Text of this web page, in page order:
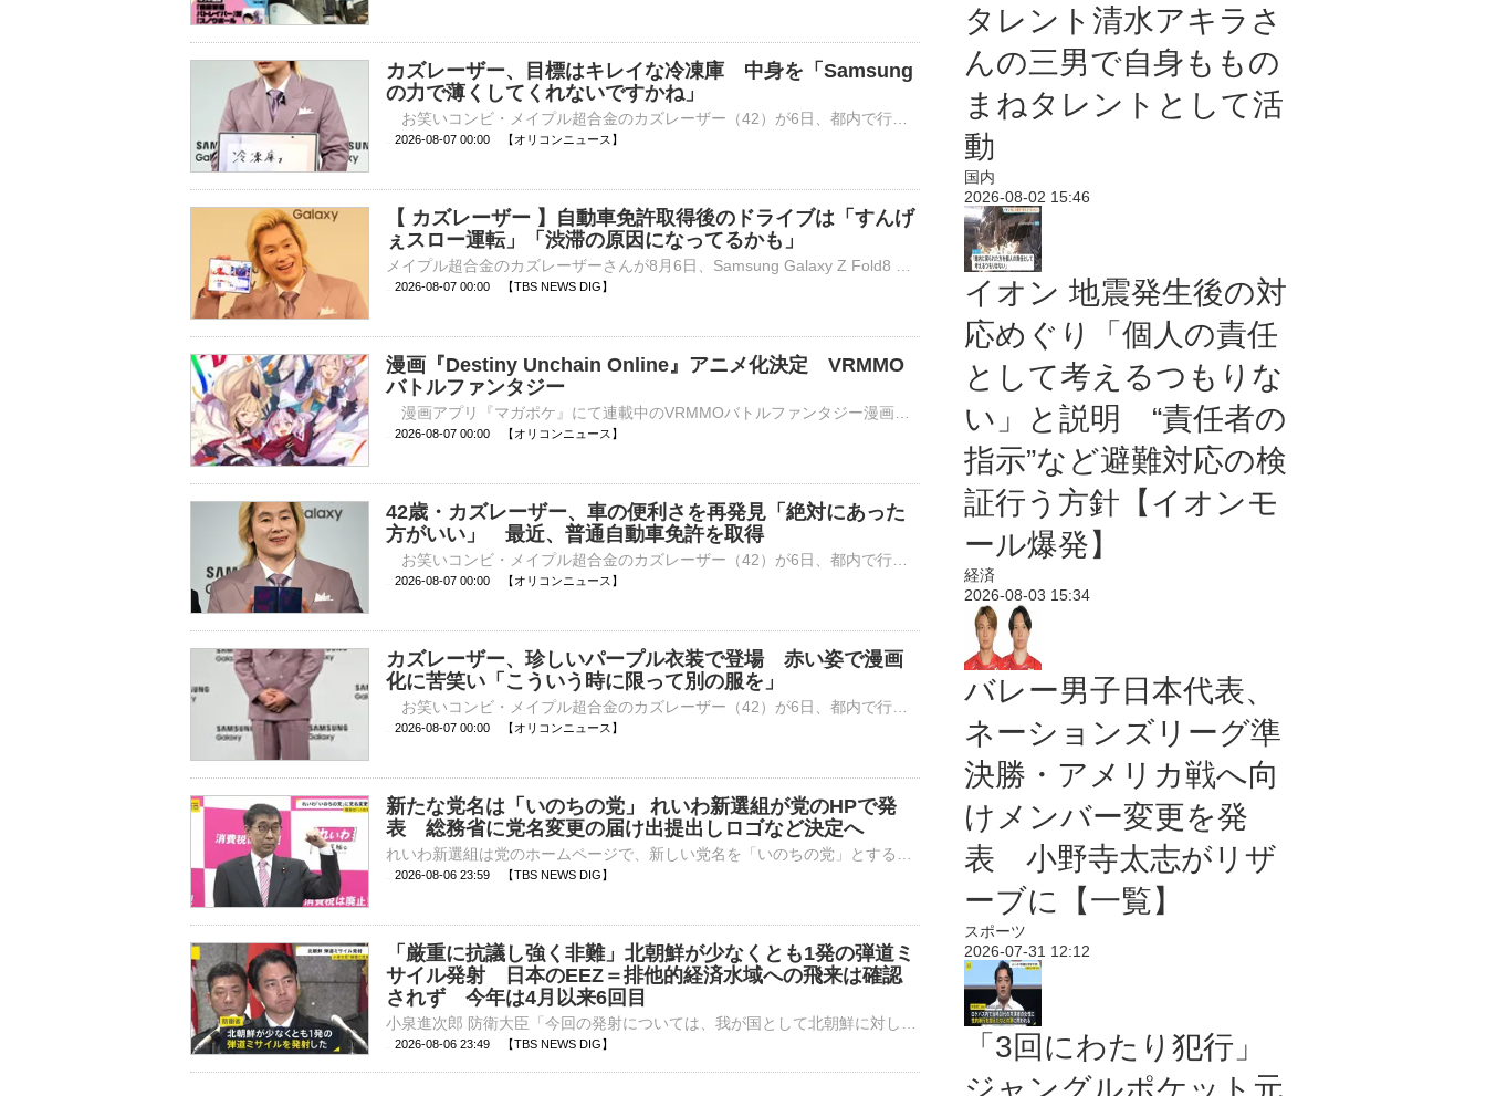
カズレーザー、目標はキレイな冷凍庫 中身を「Samsung
の力で薄くしてくれないですかね」
2026-08-07 00:00 【オリコンニュース】
【 カズレーザー 】自動車免許取得後のドライブは「すんげ
ぇスロー運転」「渋滞の原因になってるかも」
2026-08-07 00:00 【TBS NEWS DIG】
漫画『Destiny Unchain Online』アニメ化決定 VRMMO
バトルファンタジー
2026-08-07 00:00 【オリコンニュース】
42歳・カズレーザー、車の便利さを再発見「絶対にあった
方がいい」 最近、普通自動車免許を取得
2026-08-07 00:00 【オリコンニュース】
カズレーザー、珍しいパープル衣装で登場 赤い姿で漫画
化に苦笑い「こういう時に限って別の服を」
2026-08-07 00:00 【オリコンニュース】
新たな党名は「いのちの党」 れいわ新選組が党のHPで発
表 総務省に党名変更の届け出提出しロゴなど決定へ
2026-08-06 23:59 【TBS NEWS DIG】
「厳重に抗議し強く非難」北朝鮮が少なくとも1発の弾道ミ
サイル発射 日本のEEZ＝排他的経済水域への飛来は確認
されず 今年は4月以来6回目
2026-08-06 23:49 【TBS NEWS DIG】
タレント清水アキラさ
んの三男で自身ももの
まねタレントとして活
動
国内
2026-08-02 15:46
イオン 地震発生後の対
応めぐり「個人の責任
として考えるつもりな
い」と説明 “責任者の
指示”など避難対応の検
証行う方針【イオンモ
ール爆発】
経済
2026-08-03 15:34
バレー男子日本代表、
ネーションズリーグ準
決勝・アメリカ戦へ向
けメンバー変更を発
表 小野寺太志がリザ
ーブに【一覧】
スポーツ
2026-07-31 12:12
「3回にわたり犯行」
ジャングルポケット元